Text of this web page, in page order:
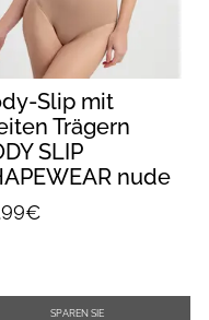
Slip mit
Trägern
SLIP
nude
SPAREN SIE